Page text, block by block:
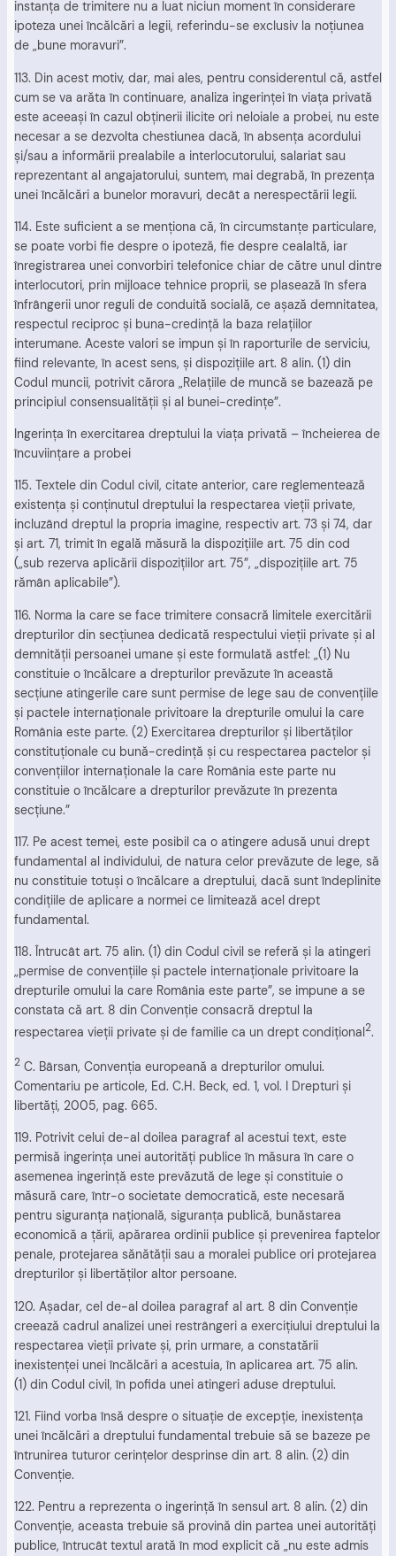
instanţa de trimitere nu a luat niciun moment în considerare
ipoteza unei încălcări a legii, referindu-se exclusiv la noţiunea
de „bune moravuri”.
113. Din acest motiv, dar, mai ales, pentru considerentul că, astfel
cum se va arăta în continuare, analiza ingerinţei în viaţa privată
este aceeaşi în cazul obţinerii ilicite ori neloiale a probei, nu este
necesar a se dezvolta chestiunea dacă, în absenţa acordului
şi/sau a informării prealabile a interlocutorului, salariat sau
reprezentant al angajatorului, suntem, mai degrabă, în prezenţa
unei încălcări a bunelor moravuri, decât a nerespectării legii.
114. Este suficient a se menţiona că, în circumstanţe particulare,
se poate vorbi fie despre o ipoteză, fie despre cealaltă, iar
înregistrarea unei convorbiri telefonice chiar de către unul dintre
interlocutori, prin mijloace tehnice proprii, se plasează în sfera
înfrângerii unor reguli de conduită socială, ce aşază demnitatea,
respectul reciproc şi buna-credinţă la baza relaţiilor
interumane. Aceste valori se impun şi în raporturile de serviciu,
fiind relevante, în acest sens, şi dispoziţiile art. 8 alin. (1) din
Codul muncii, potrivit cărora „Relaţiile de muncă se bazează pe
principiul consensualităţii şi al bunei-credinţe”.
Ingerinţa în exercitarea dreptului la viaţa privată – încheierea de
încuviinţare a probei
115. Textele din Codul civil, citate anterior, care reglementează
existenţa şi conţinutul dreptului la respectarea vieţii private,
incluzând dreptul la propria imagine, respectiv art. 73 şi 74, dar
şi art. 71, trimit în egală măsură la dispoziţiile art. 75 din cod
(„sub rezerva aplicării dispoziţiilor art. 75”, „dispoziţiile art. 75
rămân aplicabile”).
116. Norma la care se face trimitere consacră limitele exercitării
drepturilor din secţiunea dedicată respectului vieţii private şi al
demnităţii persoanei umane şi este formulată astfel: „(1) Nu
constituie o încălcare a drepturilor prevăzute în această
secţiune atingerile care sunt permise de lege sau de convenţiile
şi pactele internaţionale privitoare la drepturile omului la care
România este parte. (2) Exercitarea drepturilor şi libertăţilor
constituţionale cu bună-credinţă şi cu respectarea pactelor şi
convenţiilor internaţionale la care România este parte nu
constituie o încălcare a drepturilor prevăzute în prezenta
secţiune.”
117. Pe acest temei, este posibil ca o atingere adusă unui drept
fundamental al individului, de natura celor prevăzute de lege, să
nu constituie totuşi o încălcare a dreptului, dacă sunt îndeplinite
condiţiile de aplicare a normei ce limitează acel drept
fundamental.
118. Întrucât art. 75 alin. (1) din Codul civil se referă şi la atingeri
„permise de convenţiile şi pactele internaţionale privitoare la
drepturile omului la care România este parte”, se impune a se
constata că art. 8 din Convenţie consacră dreptul la
respectarea vieţii private şi de familie ca un drept condiţional2.
2 C. Bârsan, Convenţia europeană a drepturilor omului.
Comentariu pe articole, Ed. C.H. Beck, ed. 1, vol. I Drepturi şi
libertăţi, 2005, pag. 665.
119. Potrivit celui de-al doilea paragraf al acestui text, este
permisă ingerinţa unei autorităţi publice în măsura în care o
asemenea ingerinţă este prevăzută de lege şi constituie o
măsură care, într-o societate democratică, este necesară
pentru siguranţa naţională, siguranţa publică, bunăstarea
economică a ţării, apărarea ordinii publice şi prevenirea faptelor
penale, protejarea sănătăţii sau a moralei publice ori protejarea
drepturilor şi libertăţilor altor persoane.
120. Aşadar, cel de-al doilea paragraf al art. 8 din Convenţie
creează cadrul analizei unei restrângeri a exerciţiului dreptului la
respectarea vieţii private şi, prin urmare, a constatării
inexistenţei unei încălcări a acestuia, în aplicarea art. 75 alin.
(1) din Codul civil, în pofida unei atingeri aduse dreptului.
121. Fiind vorba însă despre o situaţie de excepţie, inexistenţa
unei încălcări a dreptului fundamental trebuie să se bazeze pe
întrunirea tuturor cerinţelor desprinse din art. 8 alin. (2) din
Convenţie.
122. Pentru a reprezenta o ingerinţă în sensul art. 8 alin. (2) din
Convenţie, aceasta trebuie să provină din partea unei autorităţi
publice, întrucât textul arată în mod explicit că „nu este admis